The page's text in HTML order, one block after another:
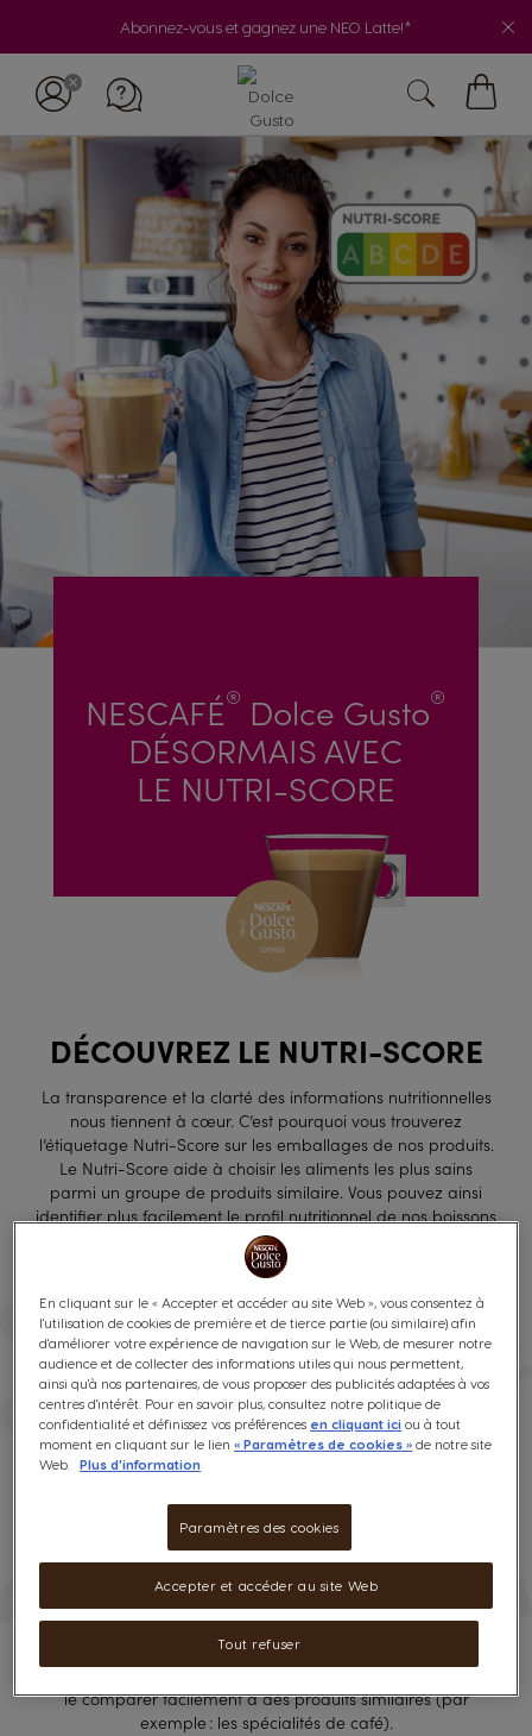
Abonnez-vous et gagnez une NEO Latte!*
Cart
NESCAFÉ® Dolce Gusto®
DÉSORMAIS AVEC
LE NUTRI-SCORE
DÉCOUVREZ LE NUTRI-SCORE
La transparence et la clarté des informations nutritionnelles
nous tiennent à cœur. C’est pourquoi vous trouverez
l’étiquetage Nutri-Score sur les emballages de nos produits.
Le Nutri-Score aide à choisir les aliments les plus sains
parmi un groupe de produits similaire. Vous pouvez ainsi
identifier plus facilement le profil nutritionnel de nos boissons
et les savourer en pleine connaissance de cause.
QU'EST-CE QUE LE NUTRI-SCORE
?
Le Nutri-Score est un logo présent sur l’avant des
nutritionnelle de ceux-ci rapidement à l’aide d’un code
couleur et d’une échelle de 5 lettres associées à 5 couleurs
allant de A (vert foncé) pour les aliments les plus favorables
nutritionnellement à E (rouge) pour les aliments à
consommer en plus petites quantités.
De cette manière, le Nutri-Score vous permet de vous faire
une idée rapide de la qualité nutritionnelle du produit et de
le comparer facilement à des produits similaires (par
exemple : les spécialités de café).
En cliquant sur le « Accepter et accéder au site Web », vous consentez à
l'utilisation de cookies de première et de tierce partie (ou similaire) afin
d'améliorer votre expérience de navigation sur le Web, de mesurer notre
audience et de collecter des informations utiles qui nous permettent,
ainsi qu'à nos partenaires, de vous proposer des publicités adaptées à vos
centres d'intérêt. Pour en savoir plus, consultez notre politique de
confidentialité et définissez vos préférences en cliquant ici ou à tout
moment en cliquant sur le lien« Paramètres de cookies » de notre site
Web.
Plus d'information
Paramètres des cookies
Tout refuser
Accepter et accéder au site Web